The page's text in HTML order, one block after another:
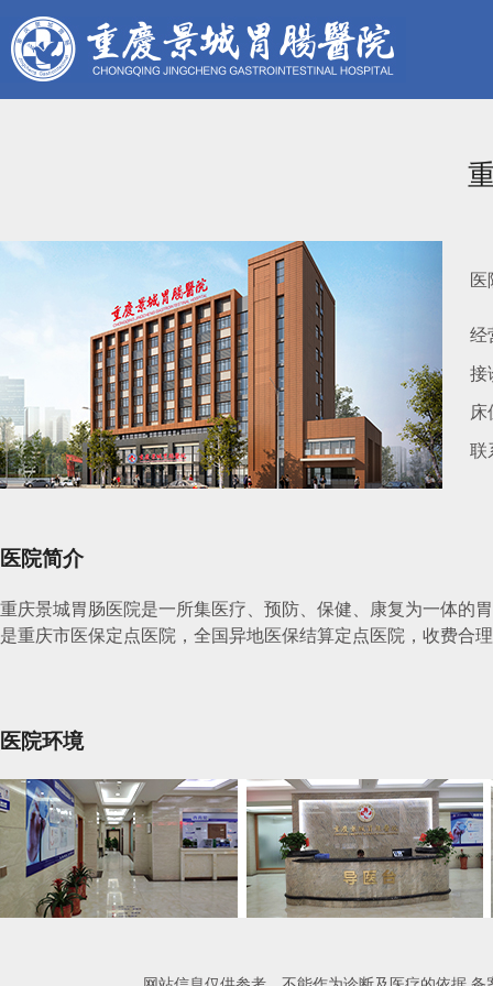
医
经
接
床
联
医院简介
重庆景城胃肠医院是一所集医疗、预防、保健、康复为一体的
是重庆市医保定点医院，全国异地医保结算定点医院，收费合
医院环境